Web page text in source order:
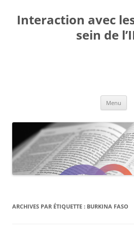
Interaction avec
sein de
Menu
ARCHIVES PAR ÉTIQUETTE : BURKINA FASO